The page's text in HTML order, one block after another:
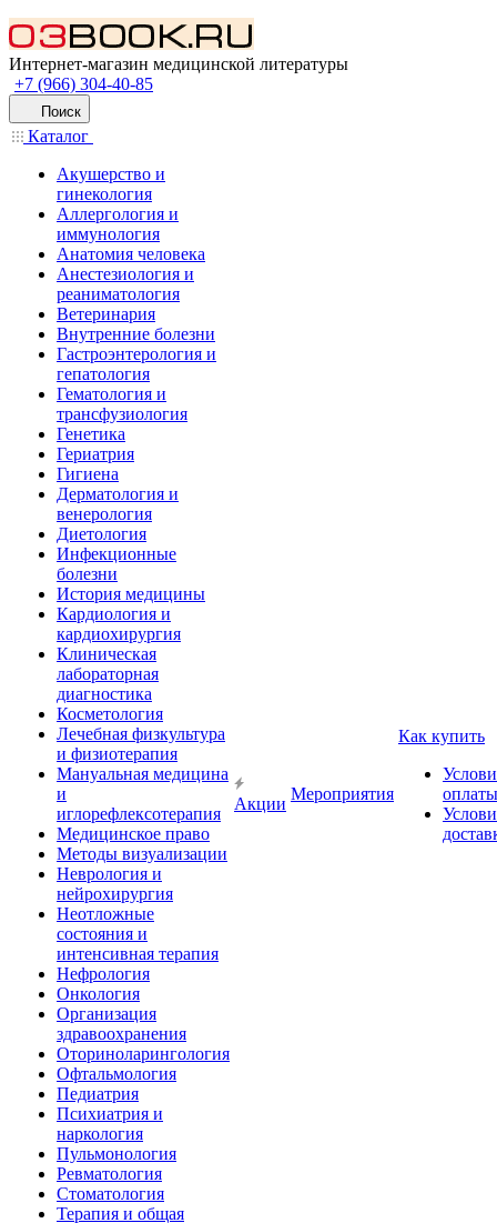
Интернет-магазин медицинской литературы
+7 (966) 304-40-85
Поиск
Каталог
Акушерство и
гинекология
Аллергология и
иммунология
Анатомия человека
Анестезиология и
реаниматология
Ветеринария
Внутренние болезни
Гастроэнтерология и
гепатология
Гематология и
трансфузиология
Генетика
Гериатрия
Гигиена
Дерматология и
венерология
Диетология
Инфекционные
болезни
История медицины
Кардиология и
кардиохирургия
Клиническая
лабораторная
диагностика
Косметология
Лечебная физкультура
и физиотерапия
Мануальная медицина
и
иглорефлексотерапия
Медицинское право
Методы визуализации
Неврология и
нейрохирургия
Неотложные
состояния и
интенсивная терапия
Нефрология
Онкология
Организация
здравоохранения
Оториноларингология
Офтальмология
Педиатрия
Психиатрия и
наркология
Пульмонология
Ревматология
Стоматология
Терапия и общая
Акции
Мероприятия
Как купить
оплаты